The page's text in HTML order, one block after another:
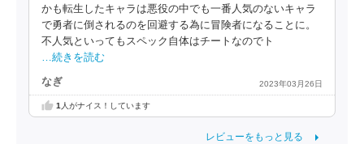
かも転生したキャラは悪役の中でも一番人気のないキャラ
で勇者に倒されるのを回避する為に冒険者になることに。
不人気といってもスペック自体はチートなのでト
…続きを読む
なぎ 2023年03月26日
1 人がナイス！しています
レビューをもっと見る